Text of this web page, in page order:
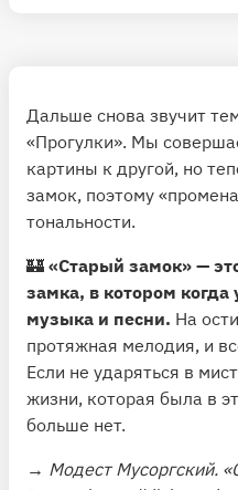
Дальше снова звучит
«Прогулки». Мы
картины к другой, но
замок, поэтому
тональности.
🏰 «Старый замок» —
замка, в котором
музыка и песни. На
протяжная мелодия, и
Если не ударяться в
жизни, которая была в
больше нет.
→ Модест Мусоргский.